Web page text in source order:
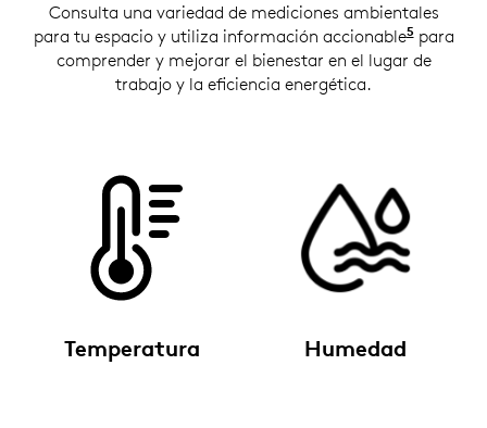
Consulta una variedad de mediciones ambientales
para tu espacio y utiliza información accionable5Insights
para
comprender y mejorar el bienestar en el lugar de
trabajo y la eficiencia energética.
Temperatura Humedad